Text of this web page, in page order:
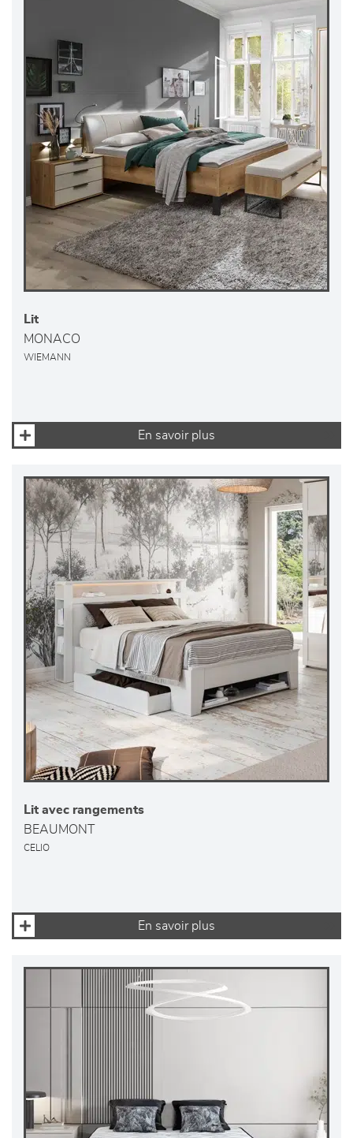
Lit
MONACO
WIEMANN
En savoir plus
Lit avec rangements
BEAUMONT
CELIO
En savoir plus